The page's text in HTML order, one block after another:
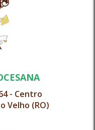
- Centro
Velho (RO)